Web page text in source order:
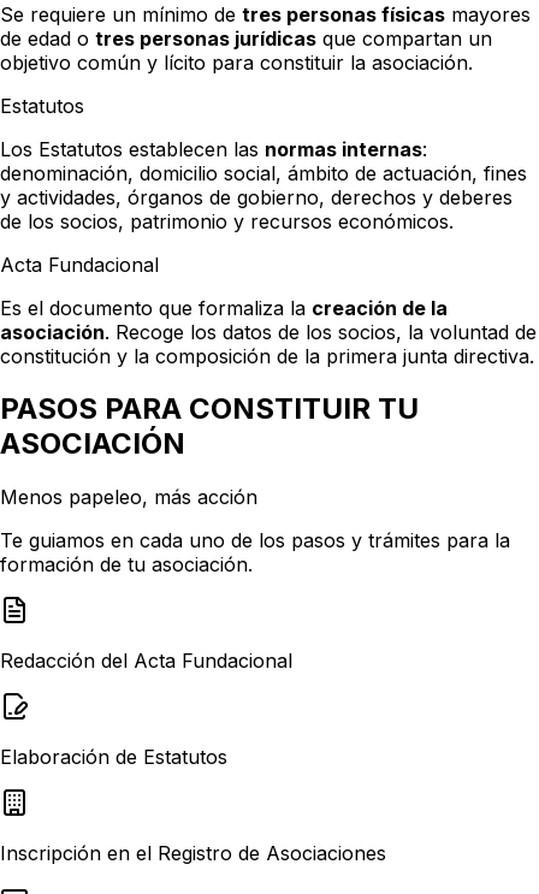
Se requiere un mínimo de tres personas físicas mayores
de edad o tres personas jurídicas que compartan un
objetivo común y lícito para constituir la asociación.
Estatutos
Los Estatutos establecen las normas internas:
denominación, domicilio social, ámbito de actuación, fines
y actividades, órganos de gobierno, derechos y deberes
de los socios, patrimonio y recursos económicos.
Acta Fundacional
Es el documento que formaliza la creación de la
asociación. Recoge los datos de los socios, la voluntad de
constitución y la composición de la primera junta directiva.
PASOS PARA CONSTITUIR TU
ASOCIACIÓN
Menos papeleo, más acción
Te guiamos en cada uno de los pasos y trámites para la
formación de tu asociación.
Redacción del Acta Fundacional
Elaboración de Estatutos
Inscripción en el Registro de Asociaciones